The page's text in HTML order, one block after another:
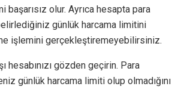
olur. Ayrıca hesapta para
günlük harcama limitini
işlemini gerçekleştiremeyebilirsiniz.
hesabınızı gözden geçirin. Para
günlük harcama limiti olup olmadığını